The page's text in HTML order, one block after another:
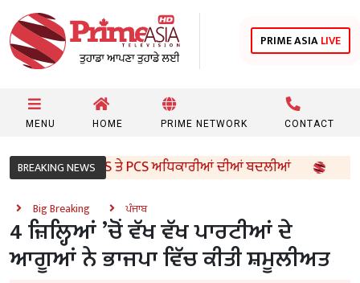
PRIME ASIALIVE
MENU HOME PRIME NETWORK CONTACT
BREAKING NEWS
ਵੱਲੋਂ 96 IAS ਤੇ PCS ਅਧਿਕਾਰੀਆਂ ਦੀਆਂ ਬਦਲੀਆਂ
Big Breaking ਪੰਜਾਬ
4 ਜ਼ਿਲ੍ਹਿਆਂ ’ਚੋਂ ਵੱਖ ਵੱਖ ਪਾਰਟੀਆਂ ਦੇ
ਆਗੂਆਂ ਨੇ ਭਾਜਪਾ ਵਿੱਚ ਕੀਤੀ ਸ਼ਮੂਲੀਅਤ